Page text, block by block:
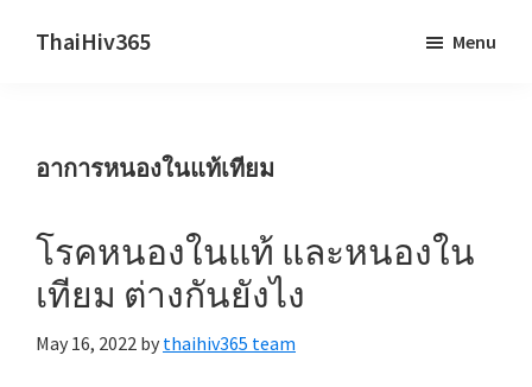
ThaiHiv365
behind.
Menu
อาการหนองในแท้เทียม
โรคหนองในแท้ และหนองใน
เทียม ต่างกันยังไง
May 16, 2022 by thaihiv365 team